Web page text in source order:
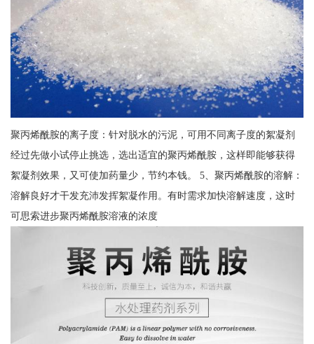
聚丙烯酰胺的离子度：针对脱水的污泥，可用不同离子度的絮凝剂
经过先做小试停止挑选，选出适宜的聚丙烯酰胺，这样即能够获得
絮凝剂效果，又可使加药量少，节约本钱。 5、聚丙烯酰胺的溶解：
溶解良好才干发充沛发挥絮凝作用。有时需求加快溶解速度，这时
可思索进步聚丙烯酰胺溶液的浓度